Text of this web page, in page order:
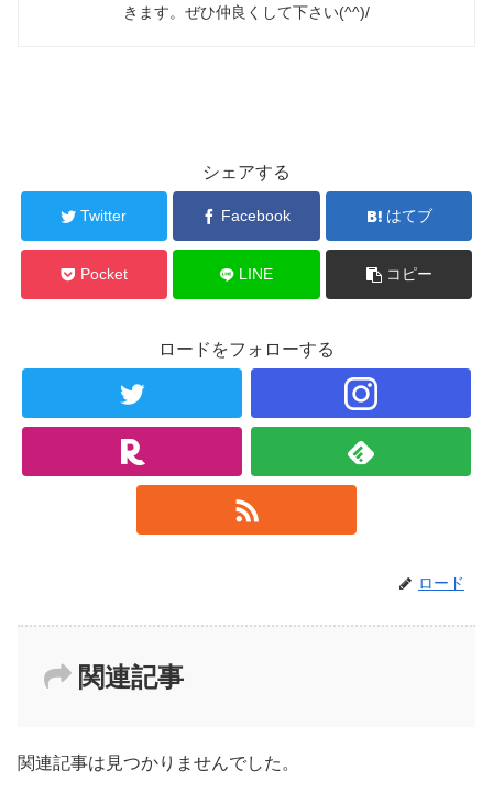
きます。ぜひ仲良くして下さい(^^)/
シェアする
Twitter Facebook はてブ
Pocket LINE コピー
ロードをフォローする
ロード
関連記事
関連記事は見つかりませんでした。